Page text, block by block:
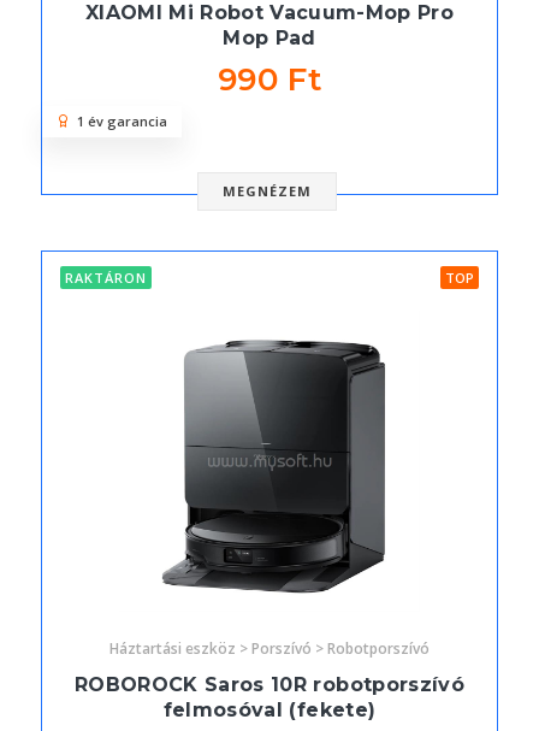
XIAOMI Mi Robot Vacuum-Mop Pro
Mop Pad
990 Ft
MEGNÉZEM
1 év garancia
RAKTÁRON TOP
Háztartási eszköz > Porszívó > Robotporszívó
ROBOROCK Saros 10R robotporszívó
felmosóval (fekete)